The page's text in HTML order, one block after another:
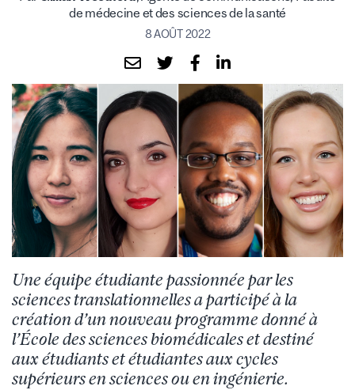
de médecine et des sciences de la santé
8 AOÛT 2022
Une équipe étudiante passionnée par les
sciences translationnelles a participé à la
création d’un nouveau programme donné à
l’École des sciences biomédicales et destiné
aux étudiants et étudiantes aux cycles
supérieurs en sciences ou en ingénierie.